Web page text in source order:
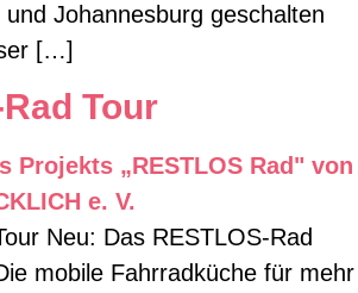
und Johannesburg geschalten
[…]
Tour
Neu: Das RESTLOS-Rad
mobile Fahrradküche für mehr